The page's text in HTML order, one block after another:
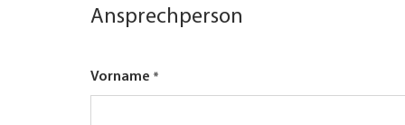
Ansprechperson
Vorname